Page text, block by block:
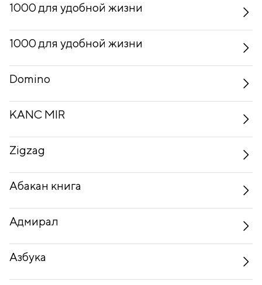
1000 для удобной жизни
1000 для удобной жизни
Domino
KANC MIR
Zigzag
Абакан книга
Адмирал
Азбука